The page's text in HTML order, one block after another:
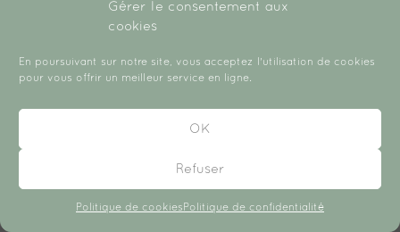
Gérer le consentement aux
cookies
En poursuivant sur notre site, vous acceptez l'utilisation de cookies
pour vous offrir un meilleur service en ligne.
OK
Refuser
Politique de cookies Politique de confidentialité
Conditions Générales de Vente
Contact
contact@mameez.fr